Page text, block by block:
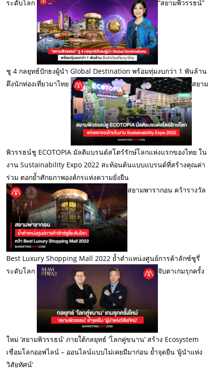
ระดับโลก “สยามพิวรรธน์”
ชู 4 กลยุทธ์ปักธงผู้นำ Global Destination พร้อมทุ่มงบกว่า 1 พันล้าน
ดึงนักท่องเที่ยวมาไทย
สยาม
พิวรรธน์ชู ECOTOPIA มัลติแบรนด์สโตร์รักษ์โลกแห่งแรกของไทย ใน
งาน Sustainability Expo 2022 สะท้อนต้นแบบแบรนด์ที่สร้างคุณค่า
ร่วม ตอกย้ำศักยภาพองค์กรแห่งความยั่งยืน
สยามพารากอน คว้ารางวัล
Best Luxury Shopping Mall 2022 ย้ำตำแหน่งศูนย์การค้าลักซ์ซูรี่
ระดับโลก
จับตาเกมรุกครั้ง
ใหม่ ‘สยามพิวรรธน์’ ภายใต้กลยุทธ์ ‘โลกคู่ขนาน’ สร้าง Ecosystem
เชื่อมโลกออฟไลน์ – ออนไลน์แบบไม่เคยมีมาก่อน ย้ำจุดยืน ‘ผู้นำแห่ง
วิสัยทัศน์’